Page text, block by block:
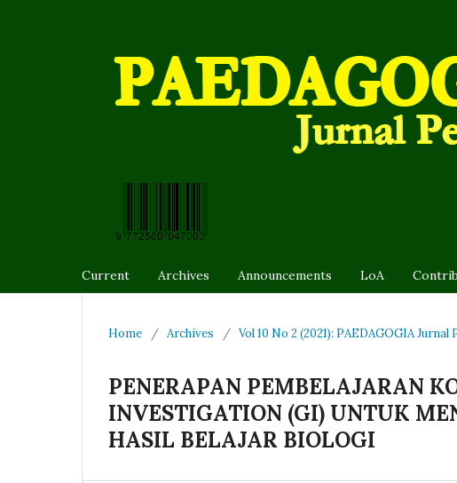
Current Archives Announcements LoA
Home / Archives / Vol 10 No 2 (2021): PAEDAGOGIA
PENERAPAN PEMBELAJARAN
INVESTIGATION (GI) UNTUK
HASIL BELAJAR BIOLOGI